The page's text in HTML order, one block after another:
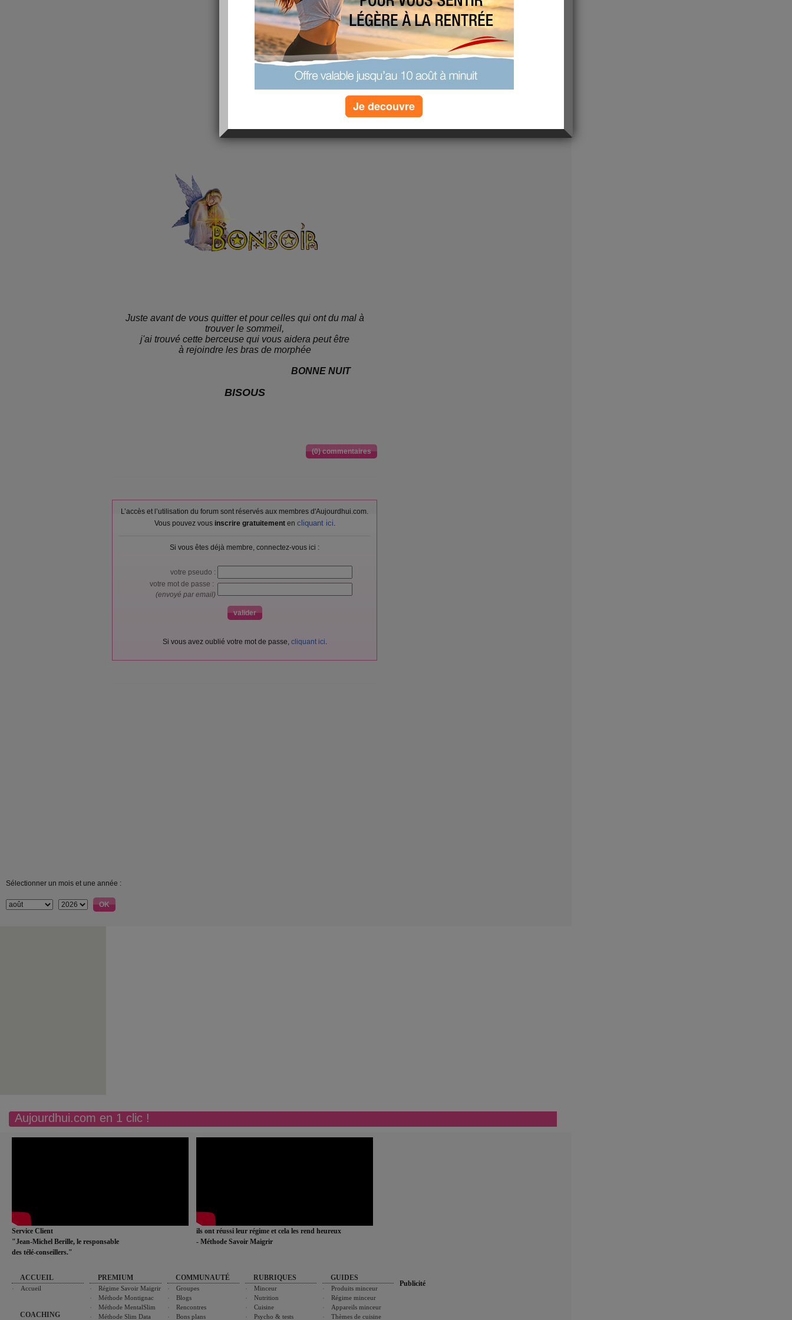
Juste avant de vous quitter et pour celles qui ont du mal à
trouver le sommeil,
j'ai trouvé cette berceuse qui vous aidera peut être
à rejoindre les bras de morphée
BONNE NUIT
BISOUS
(0) commentaires
L’accès et l’utilisation du forum sont réservés aux membres d'Aujourdhui.com.
Vous pouvez vous inscrire gratuitementen cliquant ici.
Si vous êtes déjà membre, connectez-vous ici :
votre pseudo :
votre mot de passe :
(envoyé par email)
Si vous avez oublié votre mot de passe, cliquant ici.
Sélectionner un mois et une année :
Aujourdhui.com en 1 clic !
Service Client
"Jean-Michel Berille, le responsable
des télé-conseillers."
ils ont réussi leur régime et cela les rend heureux
- Méthode Savoir Maigrir
ACCUEIL
Accueil
COACHING
PREMIUM
Régime Savoir Maigrir
Méthode Montignac
Méthode MentalSlim
Méthode Slim Data
COMMUNAUTÉ
Groupes
Blogs
Rencontres
Bons plans
RUBRIQUES
Minceur
Nutrition
Cuisine
Psycho & tests
GUIDES
Produits minceur
Régime minceur
Appareils minceur
Thèmes de cuisine
Publicité
Je decouvre